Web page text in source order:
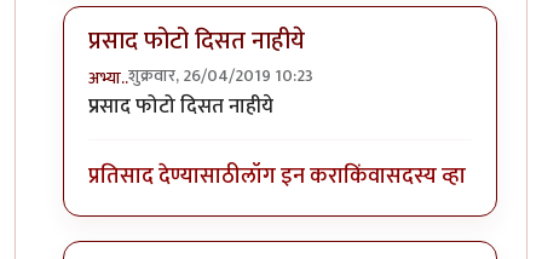
प्रसाद फोटो दिसत नाहीये
अभ्या..शुक्रवार, 26/04/2019 10:23
In reply to(No subject)
प्रसाद फोटो दिसत नाहीये
प्रतिसाद देण्यासाठीलॉग इन कराकिंवासदस्य व्हा